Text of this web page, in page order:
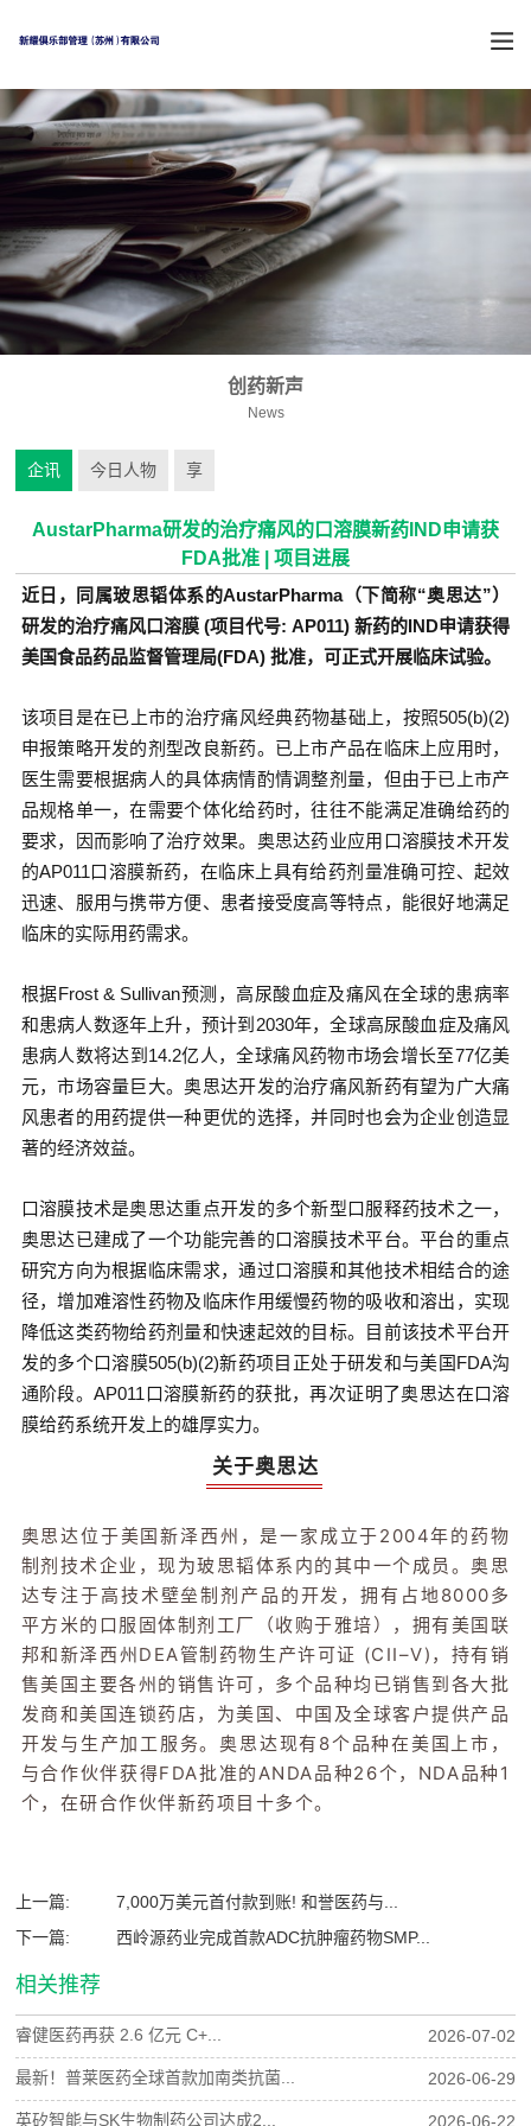
创药新声
News
企讯 今日人物 享
AustarPharma研发的治疗痛风的口溶膜新药IND申请获
FDA批准 | 项目进展
近日，同属玻思韬体系的AustarPharma（下简称“奥思达”）
研发的治疗痛风口溶膜 (项目代号: AP011) 新药的IND申请获得
美国食品药品监督管理局(FDA) 批准，可正式开展临床试验。
该项目是在已上市的治疗痛风经典药物基础上，按照505(b)(2)
申报策略开发的剂型改良新药。已上市产品在临床上应用时，
医生需要根据病人的具体病情酌情调整剂量，但由于已上市产
品规格单一，在需要个体化给药时，往往不能满足准确给药的
要求，因而影响了治疗效果。奥思达药业应用口溶膜技术开发
的AP011口溶膜新药，在临床上具有给药剂量准确可控、起效
迅速、服用与携带方便、患者接受度高等特点，能很好地满足
临床的实际用药需求。
根据Frost & Sullivan预测，高尿酸血症及痛风在全球的患病率
和患病人数逐年上升，预计到2030年，全球高尿酸血症及痛风
患病人数将达到14.2亿人，全球痛风药物市场会增长至77亿美
元，市场容量巨大。奥思达开发的治疗痛风新药有望为广大痛
风患者的用药提供一种更优的选择，并同时也会为企业创造显
著的经济效益。
口溶膜技术是奥思达重点开发的多个新型口服释药技术之一，
奥思达已建成了一个功能完善的口溶膜技术平台。平台的重点
研究方向为根据临床需求，通过口溶膜和其他技术相结合的途
径，增加难溶性药物及临床作用缓慢药物的吸收和溶出，实现
降低这类药物给药剂量和快速起效的目标。目前该技术平台开
发的多个口溶膜505(b)(2)新药项目正处于研发和与美国FDA沟
通阶段。AP011口溶膜新药的获批，再次证明了奥思达在口溶
膜给药系统开发上的雄厚实力。
关于奥思达
奥思达位于美国新泽西州，是一家成立于2004年的药物
制剂技术企业，现为玻思韬体系内的其中一个成员。奥思
达专注于高技术壁垒制剂产品的开发，拥有占地8000多
平方米的口服固体制剂工厂（收购于雅培），拥有美国联
邦和新泽西州DEA管制药物生产许可证 (CII–V)，持有销
售美国主要各州的销售许可，多个品种均已销售到各大批
发商和美国连锁药店，为美国、中国及全球客户提供产品
开发与生产加工服务。奥思达现有8个品种在美国上市，
与合作伙伴获得FDA批准的ANDA品种26个，NDA品种1
个，在研合作伙伴新药项目十多个。
上一篇:
7,000万美元首付款到账! 和誉医药与...
下一篇:
西岭源药业完成首款ADC抗肿瘤药物SMP...
相关推荐
睿健医药再获 2.6 亿元 C+... 2026-07-02
最新！普莱医药全球首款加南类抗菌... 2026-06-29
英矽智能与SK生物制药公司达成2... 2026-06-22